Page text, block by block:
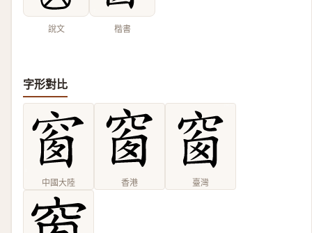
說文 楷書
字形對比
中國大陸 香港 臺灣